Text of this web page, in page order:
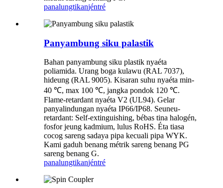
panalungtikanjéntré
Panyambung siku palastik
Bahan panyambung siku plastik nyaéta
poliamida. Urang boga kulawu (RAL 7037),
hideung (RAL 9005). Kisaran suhu nyaéta min-
40 ℃, max 100 ℃, jangka pondok 120 ℃.
Flame-retardant nyaéta V2 (UL94). Gelar
panyalindungan nyaéta IP66/IP68. Seuneu-
retardant: Self-extinguishing, bébas tina halogén,
fosfor jeung kadmium, lulus RoHS. Éta tiasa
cocog sareng sadaya pipa kecuali pipa WYK.
Kami gaduh benang métrik sareng benang PG
sareng benang G.
panalungtikanjéntré